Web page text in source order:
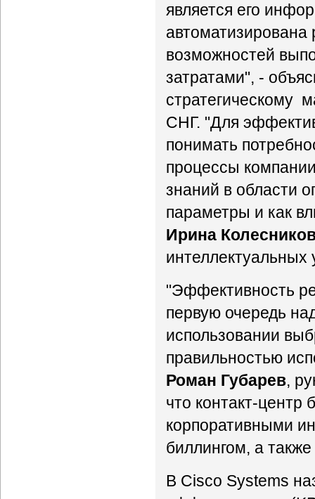
является его
автоматизирована
возможностей
затратами", -
стратегическому
СНГ. "Для
понимать
процессы
знаний в области
параметры и как
Ирина
интеллектуальных
"Эффективность
первую очередь
использовании
правильностью
Роман Губарев,
что контакт-
корпоративными
биллингом, а
В Cisco Systems